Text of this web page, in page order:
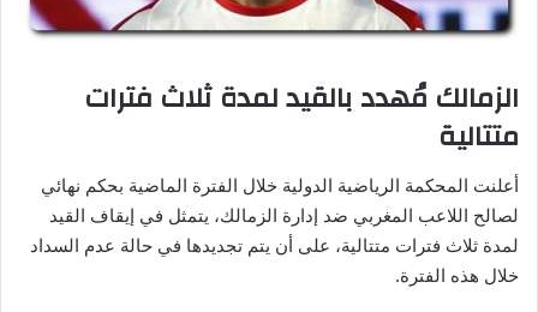
الزمالك مُهدد بالقيد لمدة ثلاث فترات
متتالية
أعلنت المحكمة الرياضية الدولية خلال الفترة الماضية بحكم نهائي
لصالح اللاعب المغربي ضد إدارة الزمالك، يتمثل في إيقاف القيد
لمدة ثلاث فترات متتالية، على أن يتم تجديدها في حالة عدم السداد
خلال هذه الفترة.